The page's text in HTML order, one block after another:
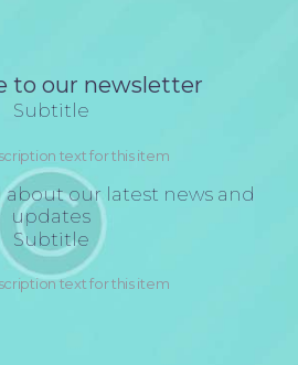
to our newsletter
Subtitle
text for this item
our latest news and
updates
Subtitle
text for this item